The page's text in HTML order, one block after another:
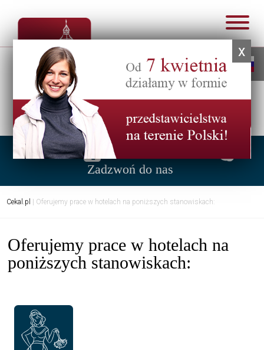
Infolinia:
0048 57 47 01 284
Zadzwoń do nas
Cekal.pl | Oferujemy prace w hotelach na poniższych stanowiskach:
Oferujemy prace w hotelach na
poniższych stanowiskach:
x